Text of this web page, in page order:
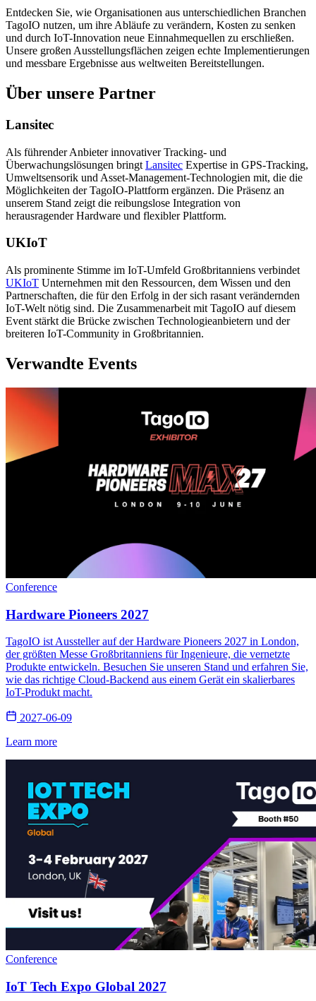
Entdecken Sie, wie Organisationen aus unterschiedlichen Branchen
TagoIO nutzen, um ihre Abläufe zu verändern, Kosten zu senken
und durch IoT-Innovation neue Einnahmequellen zu erschließen.
Unsere großen Ausstellungsflächen zeigen echte Implementierungen
und messbare Ergebnisse aus weltweiten Bereitstellungen.
Über unsere Partner
Lansitec
Als führender Anbieter innovativer Tracking- und
Überwachungslösungen bringt Lansitec Expertise in GPS-Tracking,
Umweltsensorik und Asset-Management-Technologien mit, die die
Möglichkeiten der TagoIO-Plattform ergänzen. Die Präsenz an
unserem Stand zeigt die reibungslose Integration von
herausragender Hardware und flexibler Plattform.
UKIoT
Als prominente Stimme im IoT-Umfeld Großbritanniens verbindet
UKIoT Unternehmen mit den Ressourcen, dem Wissen und den
Partnerschaften, die für den Erfolg in der sich rasant verändernden
IoT-Welt nötig sind. Die Zusammenarbeit mit TagoIO auf diesem
Event stärkt die Brücke zwischen Technologieanbietern und der
breiteren IoT-Community in Großbritannien.
Verwandte Events
Conference
Hardware Pioneers 2027
TagoIO ist Aussteller auf der Hardware Pioneers 2027 in London,
der größten Messe Großbritanniens für Ingenieure, die vernetzte
Produkte entwickeln. Besuchen Sie unseren Stand und erfahren Sie,
wie das richtige Cloud-Backend aus einem Gerät ein skalierbares
IoT-Produkt macht.
2027-06-09
Learn more
Conference
IoT Tech Expo Global 2027